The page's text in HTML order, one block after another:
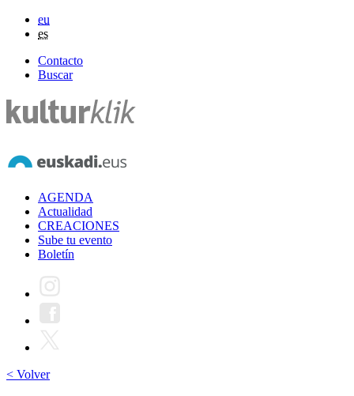
eu
es
Contacto
Buscar
AGENDA
Actualidad
CREACIONES
Sube tu evento
Boletín
< Volver